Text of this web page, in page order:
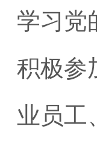
学习党
积极参
业员工